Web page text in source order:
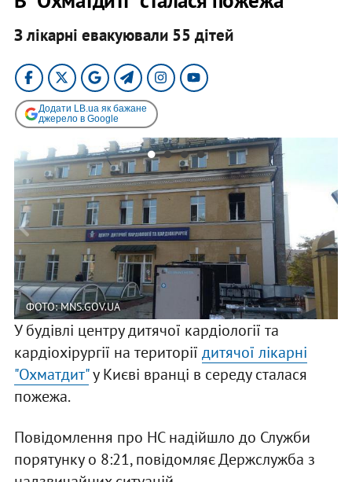
З лікарні евакуювали 55 дітей
Додати LB.ua як бажане
джерело в Google
ФОТО: MNS.GOV.UA
У будівлі центру дитячої кардіології та
кардіохірургії на території дитячої лікарні
"Охматдит"у Києві вранці в середу сталася
пожежа.
Повідомлення про НС надійшло до Служби
порятунку о 8:21, повідомляє Держслужба з